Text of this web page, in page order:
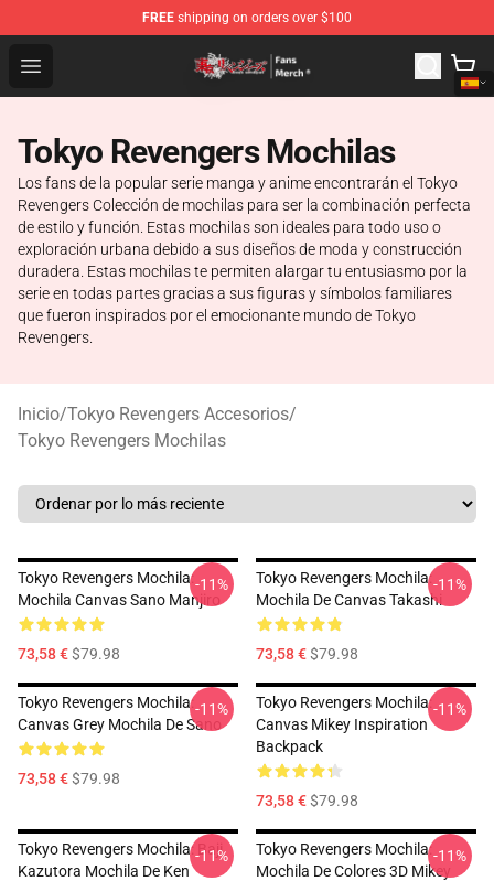
FREE shipping on orders over $100
Open menu
Tokyo Revengers Store - Official Tokyo Revengers
Tokyo Revengers Mochilas
Los fans de la popular serie manga y anime encontrarán el Tokyo
Revengers Colección de mochilas para ser la combinación perfecta
de estilo y función. Estas mochilas son ideales para todo uso o
exploración urbana debido a sus diseños de moda y construcción
duradera. Estas mochilas te permiten alargar tu entusiasmo por la
serie en todas partes gracias a sus figuras y símbolos familiares
que fueron inspirados por el emocionante mundo de Tokyo
Revengers.
Inicio/Tokyo Revengers Accesorios/
Tokyo Revengers Mochilas
Tokyo Revengers Mochila:
Mochila Canvas Sano Manjiro
73,58 €$79.98
-11%
Tokyo Revengers Mochila:
Mochila De Canvas Takashi
73,58 €$79.98
-11%
Tokyo Revengers Mochila:
Canvas Grey Mochila De Sano
73,58 €$79.98
-11%
Tokyo Revengers Mochila:
Canvas Mikey Inspiration
Backpack
73,58 €$79.98
-11%
Tokyo Revengers Mochila: Baji
Kazutora Mochila De Ken
-11%
Tokyo Revengers Mochila:
Mochila De Colores 3D Mikey
-11%